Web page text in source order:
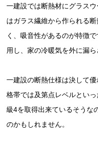
一建設では断熱材にグラス
はガラス繊維から作られる
く、吸音性があるのが特徴
用し、家の冷暖気を外に漏
一建設の断熱仕様は決して
格帯では及第点レベルとい
級4を取得出来ているそうな
のかもしれません。